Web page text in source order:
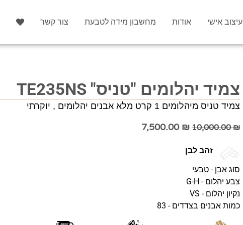
עיצוב אישי אודות מחשבון מידה לטבעת צור קשר
צמיד יהלומים "טניס" TE235NS
צמיד טניס מיהלומים 1 קרט מלא אבנים יהלומים , יוקרתי
10,000.00₪
7,500.00 ₪
זהב לבן
סוג אבן - טבעי
צבע יהלום - G-H
נקיון יהלום - VS
כמות אבנים בצדדים - 83